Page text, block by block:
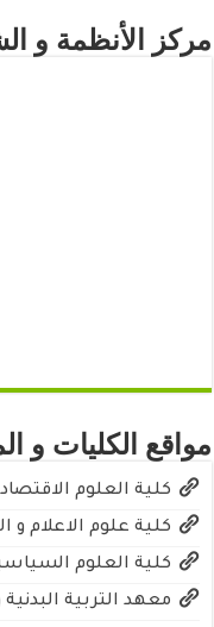
مركز الأنظمة و
مواقع الكليات و
كلية العلوم
كلية علوم الاعلام و
كلية العلوم
معهد التربية البدنية